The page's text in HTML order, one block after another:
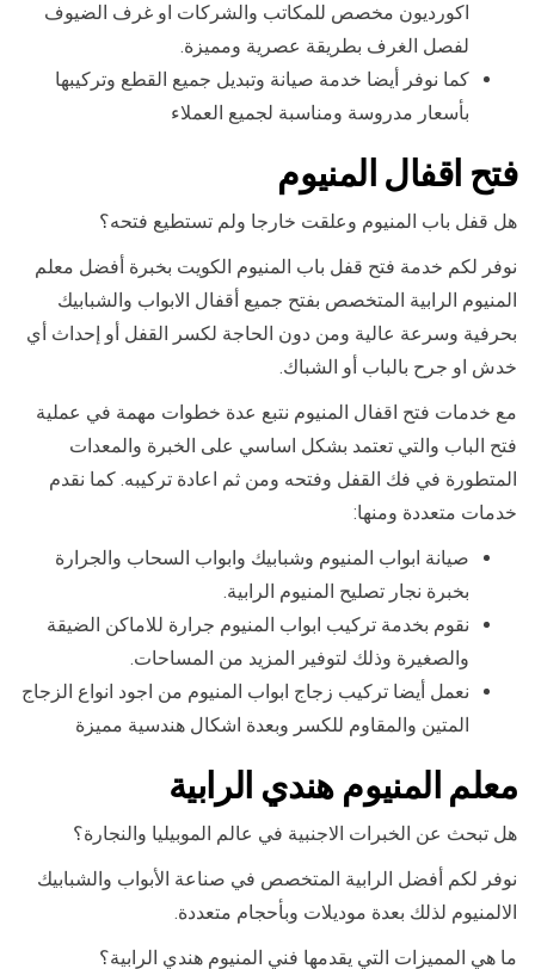
اكورديون مخصص للمكاتب والشركات او غرف الضيوف
لفصل الغرف بطريقة عصرية ومميزة.
كما نوفر أيضا خدمة صيانة وتبديل جميع القطع وتركيبها
بأسعار مدروسة ومناسبة لجميع العملاء
فتح اقفال المنيوم
هل قفل باب المنيوم وعلقت خارجا ولم تستطيع فتحه؟
نوفر لكم خدمة فتح قفل باب المنيوم الكويت بخبرة أفضل معلم
المنيوم الرابية المتخصص بفتح جميع أقفال الابواب والشبابيك
بحرفية وسرعة عالية ومن دون الحاجة لكسر القفل أو إحداث أي
خدش او جرح بالباب أو الشباك.
مع خدمات فتح اقفال المنيوم نتبع عدة خطوات مهمة في عملية
فتح الباب والتي تعتمد بشكل اساسي على الخبرة والمعدات
المتطورة في فك القفل وفتحه ومن ثم اعادة تركيبه. كما نقدم
خدمات متعددة ومنها:
صيانة ابواب المنيوم وشبابيك وابواب السحاب والجرارة
بخبرة نجار تصليح المنيوم الرابية.
نقوم بخدمة تركيب ابواب المنيوم جرارة للاماكن الضيقة
والصغيرة وذلك لتوفير المزيد من المساحات.
نعمل أيضا تركيب زجاج ابواب المنيوم من اجود انواع الزجاج
المتين والمقاوم للكسر وبعدة اشكال هندسية مميزة
معلم المنيوم هندي الرابية
هل تبحث عن الخبرات الاجنبية في عالم الموبيليا والنجارة؟
نوفر لكم أفضل الرابية المتخصص في صناعة الأبواب والشبابيك
الالمنيوم لذلك بعدة موديلات وبأحجام متعددة.
ما هي المميزات التي يقدمها فني المنيوم هندي الرابية؟